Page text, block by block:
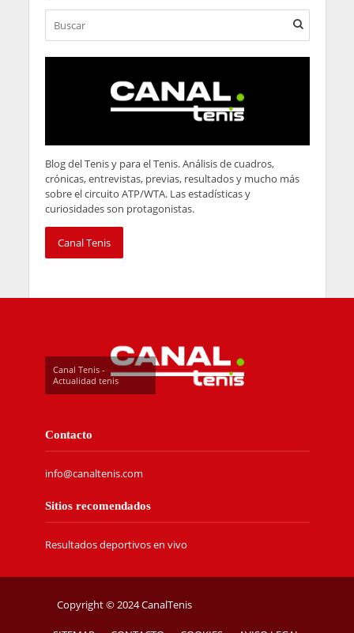
Blog del Tenis y para el Tenis. Análisis de cuadros,
crónicas, entrevistas, previas, resultados y mucho más
sobre el circuito ATP/WTA. Las estadísticas y
curiosidades son protagonistas.
Canal Tenis
Canal Tenis -
Actualidad tenis
Contacto
info@canaltenis.com
Sitios recomendados
Resultados deportivos en vivo
Copyright © 2024 CanalTenis